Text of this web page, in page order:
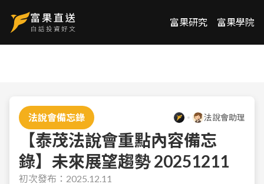
富果研究 富果學院
法說會備忘錄 法說會助理
【泰茂法說會重點內容備忘
錄】未來展望趨勢 20251211
初次發布： 2025.12.11